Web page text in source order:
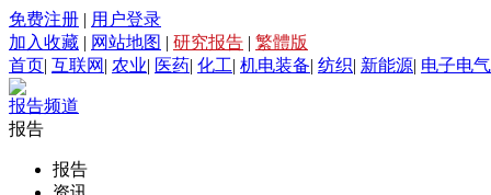
免费注册 | 用户登录
加入收藏 | 网站地图 | 研究报告 | 繁體版
首页| 互联网 | 农业| 医药| 化工| 机电装备| 纺织| 新能源| 电子电气
报告频道
报告
报告